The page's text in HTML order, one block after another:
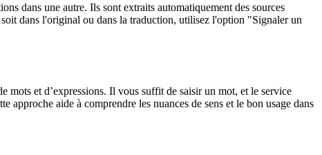
dans une autre. Ils sont extraits automatiquement des sources
dans l'original ou dans la traduction, utilisez l'option "Signaler un
mots et d’expressions. Il vous suffit de saisir un mot, et le service
approche aide à comprendre les nuances de sens et le bon usage dans